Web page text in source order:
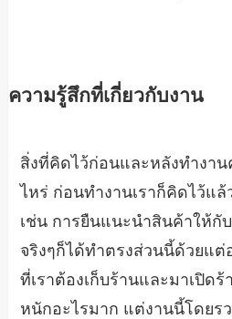
ความรู้สึกที่เกี่ยวกับงาน
สิ่งที่คิดไว้ก่อนและหลังทำงาน
ไหร่ ก่อนทำงานเราก็คิดไว้แล้
เช่น การยืนแนะนำสินค้าให้กั
จริงๆก็ได้ทำตรงส่วนนี้ด้วยแต่
ที่เราต้องเก็บร้านและมาเปิด
หนักอะไรมาก แต่งานนี้โดยร